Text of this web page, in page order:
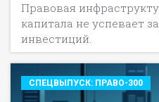
Правовая
капитала не успевает
инвестиций.
СПЕЦВЫПУСК: ПРАВО-300